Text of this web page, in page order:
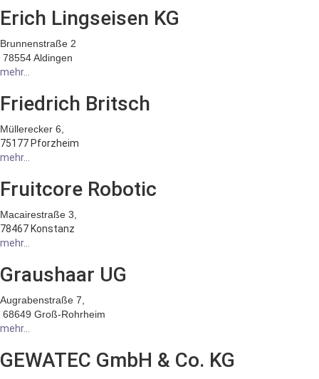
Erich Lingseisen KG
Brunnenstraße 2
78554 Aldingen
mehr...
Friedrich Britsch
Müllerecker 6,
75177 Pforzheim
mehr...
Fruitcore Robotic
Macairestraße 3,
78467 Konstanz
mehr...
Graushaar UG
Augrabenstraße 7,
68649 Groß-Rohrheim
mehr...
GEWATEC GmbH & Co. KG